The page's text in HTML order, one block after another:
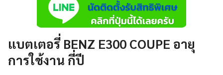
แบตเตอรี่ BENZ E300 COUPE อายุ
การใช้งาน กี่ปี